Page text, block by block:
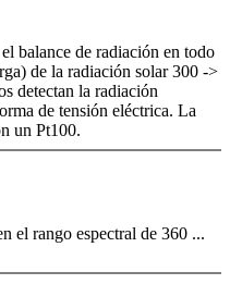
balance de radiación en todo
de la radiación solar 300 ->
detectan la radiación
de tensión eléctrica. La
un Pt100.
el rango espectral de 360 ...